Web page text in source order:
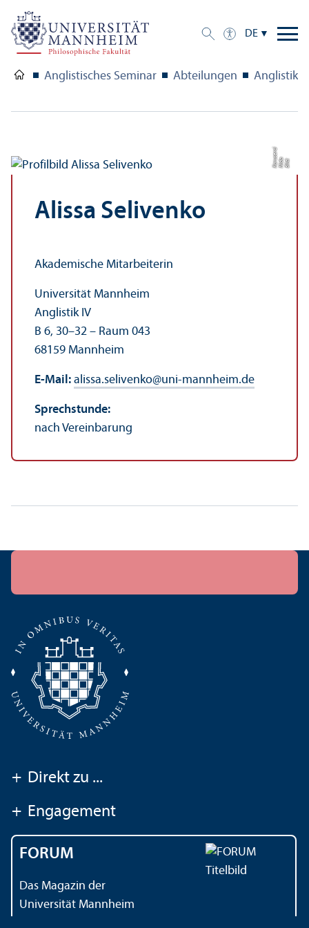
DE
Anglistisches Seminar Abteilungen Anglistik
Bil
d:
Ni
d
a
K
a
r
u
s
e
r
ci
Alissa Selivenko
Akademische Mitarbeiterin
Universität Mannheim
Anglistik IV
B 6, 30–32 – Raum 043
68159 Mannheim
E-Mail: alissa.selivenko@uni-mannheim.de
Sprechstunde:
nach Vereinbarung
+ Direkt zu ...
+ Engagement
FORUM
Das Magazin der
Universität Mannheim